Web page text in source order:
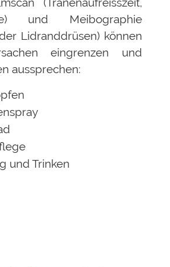
und Meibographie
Lidranddrüsen) können
eingrenzen und
aussprechen:
und Trinken